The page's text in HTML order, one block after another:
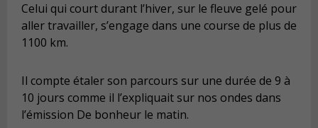
Celui qui court durant l’hiver, sur le fleuve gelé pour
aller travailler, s’engage dans une course de plus de
1100 km.
Il compte étaler son parcours sur une durée de 9 à
10 jours comme il l’expliquait sur nos ondes dans
l’émission De bonheur le matin.